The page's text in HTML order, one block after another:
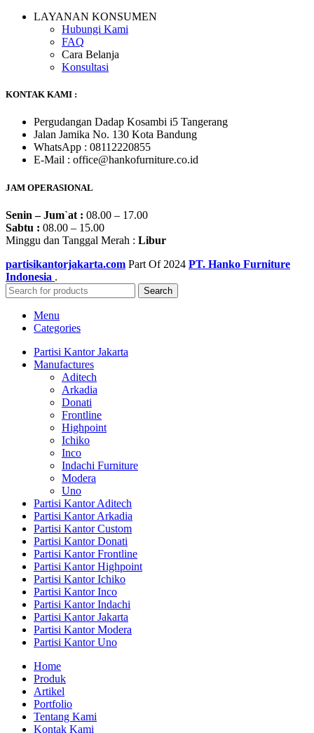
LAYANAN KONSUMEN
Hubungi Kami
FAQ
Cara Belanja
Konsultasi
KONTAK KAMI :
Pergudangan Dadap Kosambi i5 Tangerang
Jalan Jamika No. 130 Kota Bandung
WhatsApp : 08112220855
E-Mail : office@hankofurniture.co.id
JAM OPERASIONAL
Senin – Jum`at : 08.00 – 17.00
Sabtu : 08.00 – 15.00
Minggu dan Tanggal Merah : Libur
partisikantorjakarta.com Part Of 2024 PT. Hanko Furniture
Indonesia .
Search
Menu
Categories
Partisi Kantor Jakarta
Manufactures
Aditech
Arkadia
Donati
Frontline
Highpoint
Ichiko
Inco
Indachi Furniture
Modera
Uno
Partisi Kantor Aditech
Partisi Kantor Arkadia
Partisi Kantor Custom
Partisi Kantor Donati
Partisi Kantor Frontline
Partisi Kantor Highpoint
Partisi Kantor Ichiko
Partisi Kantor Inco
Partisi Kantor Indachi
Partisi Kantor Jakarta
Partisi Kantor Modera
Partisi Kantor Uno
Home
Produk
Artikel
Portfolio
Tentang Kami
Kontak Kami